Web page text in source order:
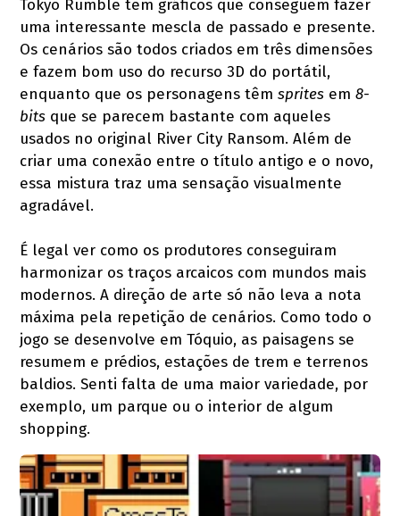
Tokyo Rumble tem gráficos que conseguem fazer
uma interessante mescla de passado e presente.
Os cenários são todos criados em três dimensões
e fazem bom uso do recurso 3D do portátil,
enquanto que os personagens têmsprites em8-
bits que se parecem bastante com aqueles
usados no original River City Ransom. Além de
criar uma conexão entre o título antigo e o novo,
essa mistura traz uma sensação visualmente
agradável.
É legal ver como os produtores conseguiram
harmonizar os traços arcaicos com mundos mais
modernos. A direção de arte só não leva a nota
máxima pela repetição de cenários. Como todo o
jogo se desenvolve em Tóquio, as paisagens se
resumem e prédios, estações de trem e terrenos
baldios. Senti falta de uma maior variedade, por
exemplo, um parque ou o interior de algum
shopping.